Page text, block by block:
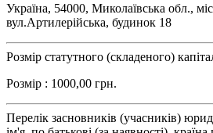
Україна, 54000, Миколаївська обл.,
вул.Артилерійська, будинок 18
Розмір статутного (складеного)
Розмір : 1000,00 грн.
Перелік засновників (учасників)